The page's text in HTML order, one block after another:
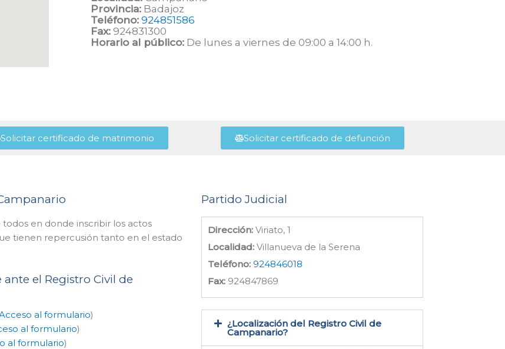
Provincia: Badajoz
Teléfono: 924851586
Fax: 924831300
Horario al público: De lunes a viernes de 09:00 a 14:00 h.
Solicitar certificado de matrimonio Solicitar certificado de defunción
todos en donde inscribir los actos
tienen repercusión tanto en el estado
el Registro Civil de
al formulario)
al formulario)
al formulario)
Partido Judicial
Dirección: Viriato, 1
Localidad: Villanueva de la Serena
Teléfono: 924846018
Fax: 924847869
¿Localización del Registro Civil de
Campanario​?